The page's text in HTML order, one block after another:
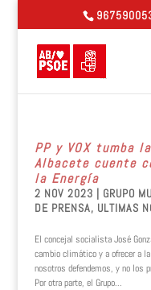
PP y VOX tumba
Albacete cuente
la Energía
2 NOV 2023 | GRUPO
DE PRENSA, ULTIMAS
El concejal socialista José
cambio climático y a ofrecer a
nosotros defendemos, y no los
Por otra parte, el Grupo...